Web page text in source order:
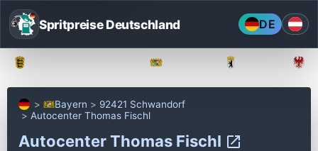
Spritpreise Deutschland DE
Bayern
92421 Schwandorf
Autocenter Thomas Fischl
Autocenter Thomas Fischl